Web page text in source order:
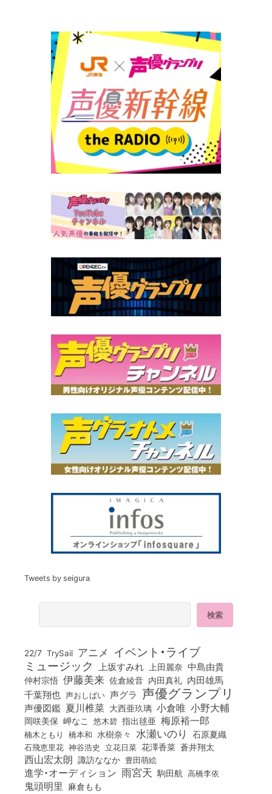
Tweets by seigura
22/7 TrySail アニメ イベント・ライブ
ミュージック 上坂すみれ 上田麗奈 中島由貴
仲村宗悟 伊藤美来 佐倉綾音 内田真礼 内田雄馬
千葉翔也 声おしばい 声グラ 声優グランプリ
声優図鑑 夏川椎菜 大西亜玖璃 小倉唯 小野大輔
岡咲美保 岬なこ 悠木碧 指出毬亜 梅原裕一郎
楠木ともり 橋本和 水樹奈々 水瀬いのり 石原夏織
石飛恵里花 神谷浩史 立花日菜 花澤香菜 蒼井翔太
西山宏太朗 諏訪ななか 豊田萌絵
進学・オーディション 雨宮天 駒田航 高橋李依
鬼頭明里 麻倉もも